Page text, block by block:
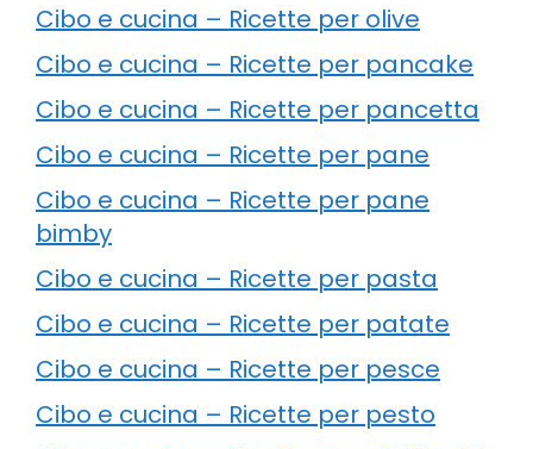
Cibo e cucina – Ricette per olive
Cibo e cucina – Ricette per pancake
Cibo e cucina – Ricette per pancetta
Cibo e cucina – Ricette per pane
Cibo e cucina – Ricette per pane
bimby
Cibo e cucina – Ricette per pasta
Cibo e cucina – Ricette per patate
Cibo e cucina – Ricette per pesce
Cibo e cucina – Ricette per pesto